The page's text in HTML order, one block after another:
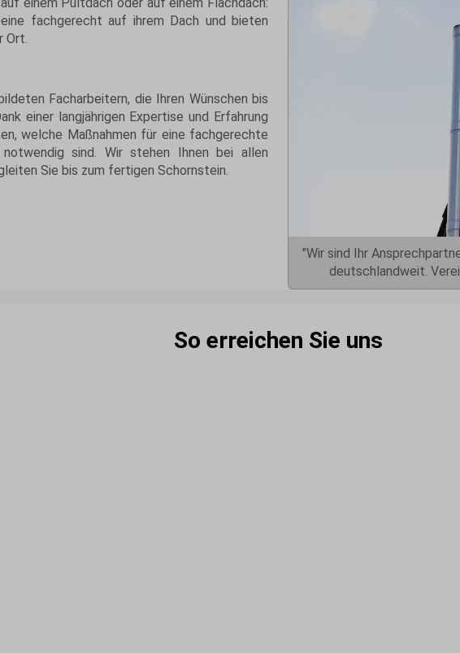
fachgerecht auf ihrem Dach und bieten
Ort.
Facharbeitern, die Ihren Wünschen bis
einer langjährigen Expertise und Erfahrung
welche Maßnahmen für eine fachgerechte
sind. Wir stehen Ihnen bei allen
Sie bis zum fertigen Schornstein.
"Wir sind Ihr
deutschlandweit.
So erreichen Sie uns